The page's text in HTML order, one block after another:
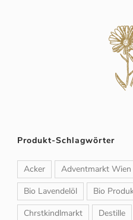
Produkt-Schlagwörter
Acker Adventmarkt Wien
Bio Lavendelöl
Bio
Chrstkindlmarkt
Destille